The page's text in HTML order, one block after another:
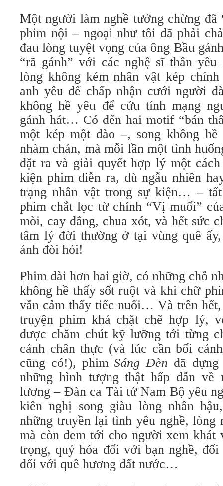
Một người làm nghề tưởng chừng đã
phim nội – ngoại như tôi đã phải
đau lòng tuyệt vọng của ông Bầu
“rã gánh” với các nghệ sĩ thân
lòng không kém nhân vật kép
anh yêu để chấp nhận cưới người
không hề yêu để cứu tính mạng
gánh hát… Có đến hai motif “bán
một kép một đào –, song không
nhàm chán, mà mỗi lần một tình
đặt ra và giải quyết hợp lý một
kiện phim diễn ra, dù ngẫu nhiên
trạng nhân vật trong sự kiện… –
phim chắt lọc từ chính “Vị muối”
mòi, cay đắng, chua xót, và hết sức
tâm lý đời thường ở tại vùng quê
ảnh đòi hỏi!
Phim dài hơn hai giờ, có những chỗ
không hề thấy sốt ruột và khi chữ
vẫn cảm thấy tiếc nuối… Và trên
truyện phim khá chặt chẽ hợp lý,
được chăm chút kỹ lưỡng tới từng
cảnh chân thực (và lúc cần bối
cũng có!), phimSáng Đèn đã
những hình tượng thật hấp dẫn về
lương – Đàn ca Tài tử Nam Bộ yêu
kiên nghị song giàu lòng nhân
những truyền lại tình yêu nghề, lòng
mà còn đem tới cho người xem khát
trọng, quý hóa đối với bạn nghề,
đối với quê hương đất nước…